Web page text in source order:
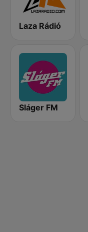
Laza Rádió
Sláger FM